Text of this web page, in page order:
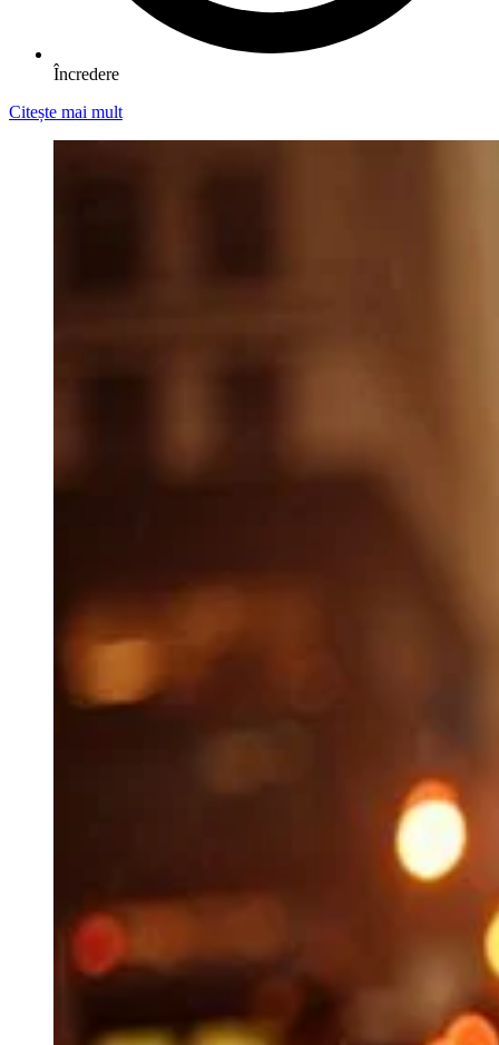
Încredere
Citește mai mult